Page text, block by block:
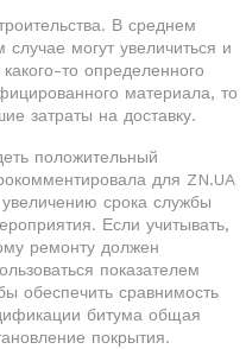
В среднем
могут увеличиться и
то определенного
материала, то
затраты на доставку.
положительный
для ZN.UA
срока службы
Если учитывать,
ремонту должен
показателем
обеспечить сравнимость
битума общая
покрытия.